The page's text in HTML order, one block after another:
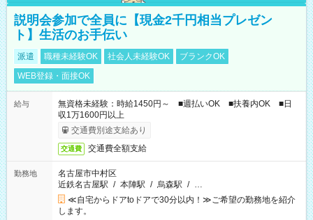
説明会参加で全員に【現金2千円相当プレゼン
ト】生活のお手伝い
派遣 職種未経験OK 社会人未経験OK
ブランクOK
WEB登録・面接OK
給与
無資格未経験：時給1450円～ ■週払いOK ■扶養内OK ■日
収1万1600円以上
交通費別途支給あり
交通費 交通費全額支給
勤務地
名古屋市中村区
近鉄名古屋駅 / 本陣駅 / 烏森駅 / …
≪自宅からドアtoドアで30分以内！≫ご希望の勤務地を紹介
します。